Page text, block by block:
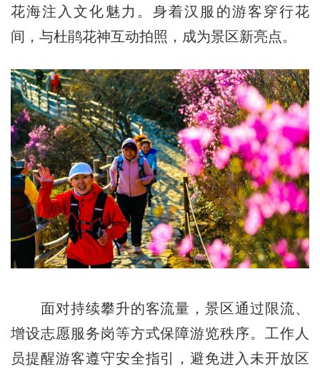
花海注入文化魅力。身着汉服的游客穿行花
间，与杜鹃花神互动拍照，成为景区新亮点。
面对持续攀升的客流量，景区通过限流、
增设志愿服务岗等方式保障游览秩序。工作人
员提醒游客遵守安全指引，避免进入未开放区